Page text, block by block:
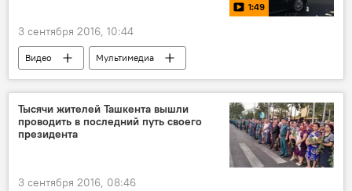
1:49
3 сентября 2016, 10:44
Видео Мультимедиа
Тысячи жителей Ташкента вышли
проводить в последний путь своего
президента
3 сентября 2016, 08:46